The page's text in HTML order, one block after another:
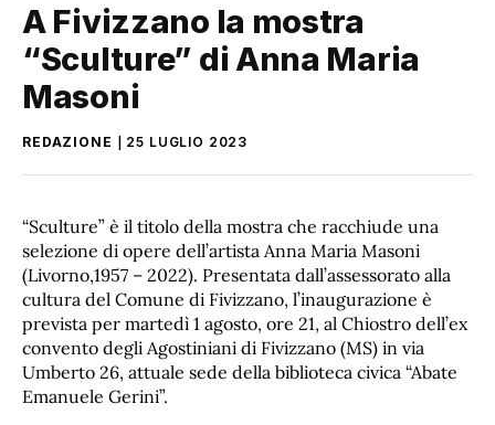
A Fivizzano la mostra
“Sculture” di Anna Maria
Masoni
REDAZIONE 25 LUGLIO 2023
“Sculture” è il titolo della mostra che racchiude una
selezione di opere dell’artista Anna Maria Masoni
(Livorno,1957 – 2022). Presentata dall’assessorato alla
cultura del Comune di Fivizzano, l’inaugurazione è
prevista per martedì 1 agosto, ore 21, al Chiostro dell’ex
convento degli Agostiniani di Fivizzano (MS) in via
Umberto 26, attuale sede della biblioteca civica “Abate
Emanuele Gerini”.